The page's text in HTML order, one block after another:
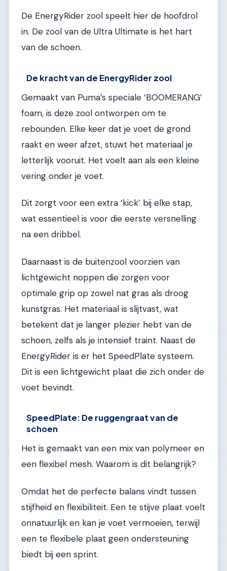
De EnergyRider zool speelt hier de hoofdrol
in. De zool van de Ultra Ultimate is het hart
van de schoen.
De kracht van de EnergyRider zool
Gemaakt van Puma’s speciale ‘BOOMERANG’
foam, is deze zool ontworpen om te
rebounden. Elke keer dat je voet de grond
raakt en weer afzet, stuwt het materiaal je
letterlijk vooruit. Het voelt aan als een kleine
vering onder je voet.
Dit zorgt voor een extra ‘kick’ bij elke stap,
wat essentieel is voor die eerste versnelling
na een dribbel.
Daarnaast is de buitenzool voorzien van
lichtgewicht noppen die zorgen voor
optimale grip op zowel nat gras als droog
kunstgras. Het materiaal is slijtvast, wat
betekent dat je langer plezier hebt van de
schoen, zelfs als je intensief traint. Naast de
EnergyRider is er het SpeedPlate systeem.
Dit is een lichtgewicht plaat die zich onder de
voet bevindt.
SpeedPlate: De ruggengraat van de
schoen
Het is gemaakt van een mix van polymeer en
een flexibel mesh. Waarom is dit belangrijk?
Omdat het de perfecte balans vindt tussen
stijfheid en flexibiliteit. Een te stijve plaat voelt
onnatuurlijk en kan je voet vermoeien, terwijl
een te flexibele plaat geen ondersteuning
biedt bij een sprint.